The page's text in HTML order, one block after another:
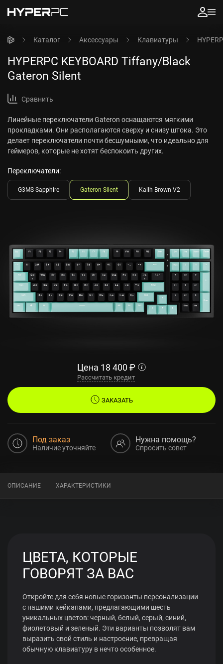
Каталог Аксессуары Клавиатуры
HYPERPC KEYBOARD Tiffany/Black
Gateron Silent
Сравнить
Линейные переключатели Gateron оснащаются мягкими
прокладками. Они располагаются сверху и снизу штока. Это
делает переключатели почти бесшумными, что идеально для
геймеров, которые не хотят беспокоить других.
Переключатели:
G3MS Sapphire Gateron Silent Kailh Brown V2
Цена 18 400 ₽
Рассчитать кредит
ЗАКАЗАТЬ
Под заказ
Наличие уточняйте
Нужна помощь?
Спросить совет
ОПИСАНИЕ ХАРАКТЕРИСТИКИ
ЦВЕТА, КОТОРЫЕ
ГОВОРЯТ ЗА ВАС
Откройте для себя новые горизонты персонализации
с нашими кейкапами, предлагающими шесть
уникальных цветов: черный, белый, серый, синий,
фиолетовый и зеленый. Эти варианты позволят вам
выразить свой стиль и настроение, превращая
обычную клавиатуру в нечто особенное.